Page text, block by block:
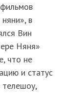
в
Вин
Няня»
что не
и статус
телешоу,